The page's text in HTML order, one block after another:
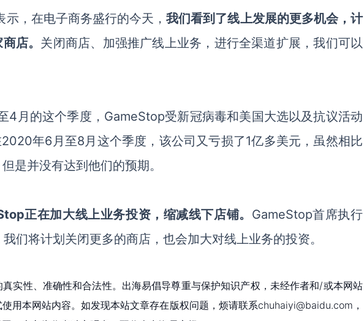
示，在电子商务盛行的今天，我们看到了线上发展的更多机会，计
店。 关闭商店、加强推广线上业务，进行全渠道扩展，我们可以
4月的这个季度， GameStop受新冠病毒和美国大选以及抗议活动
2020年6月至8月这个季度，该公司又亏损了1亿多美元 ，虽然相比
是并没有达到他们的预期。
正在加大线上业务投资，缩减线下店铺。 GameStop首席执行
们将计划关闭更多的商店，也会加大对线上业务的投资。
实性、准确性和合法性。出海易倡导尊重与保护知识产权，未经作者和/或本网站
用本网站内容。如发现本站文章存在版权问题，烦请联系chuhaiyi@baidu.com，